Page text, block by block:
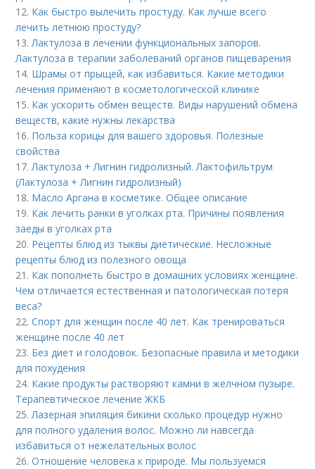
12. Как быстро вылечить простуду. Как лучше всего
лечить летнюю простуду?
13.Лактулоза в лечении функциональных запоров.
Лактулоза в терапии заболеваний органов пищеварения
14. Шрамы от прыщей, как избавиться. Какие методики
лечения применяют в косметологической клинике
15. Как ускорить обмен веществ. Виды нарушений обмена
веществ, какие нужны лекарства
16. Польза корицы для вашего здоровья. Полезные
свойства
17.Лактулоза + Лигнин гидролизный. Лактофильтрум
(Лактулоза + Лигнин гидролизный)
18. Масло Аргана в косметике. Общее описание
19. Как лечить ранки в уголках рта. Причины появления
заеды в уголках рта
20. Рецепты блюд из тыквы диетические. Несложные
рецепты блюд из полезного овоща
21. Как пополнеть быстро в домашних условиях женщине.
Чем отличается естественная и патологическая потеря
веса?
22.Спорт для женщин после 40 лет. Как тренироваться
женщине после 40 лет
23. Без диет и голодовок. Безопасные правила и методики
для похудения
24. Какие продукты растворяют камни в желчном пузыре.
Терапевтическое лечение ЖКБ
25.Лазерная эпиляция бикини сколько процедур нужно
для полного удаления волос. Можно ли навсегда
избавиться от нежелательных волос
26.Отношение человека к природе. Мы пользуемся